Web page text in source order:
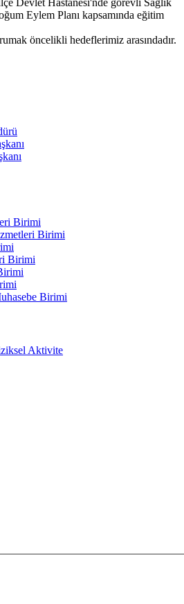
Devlet Hastanesi'nde görevli Sağlık
Eylem Planı kapsamında eğitim
öncelikli hedeflerimiz arasındadır.
Birimi
Birimi
Birimi
Birimi
Aktivite